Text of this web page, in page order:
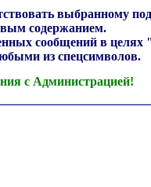
выбранному
содержанием.
сообщений в целях
из спецсимволов.
с Администрацией!